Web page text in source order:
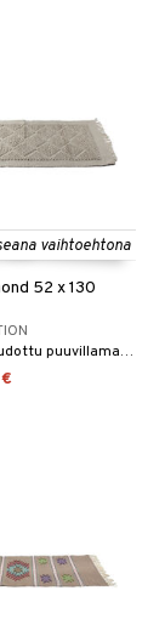
vaihtoehtona
52 x 130
Kaunis käsinkudottu puuvillamatto Thaimaasta!
€